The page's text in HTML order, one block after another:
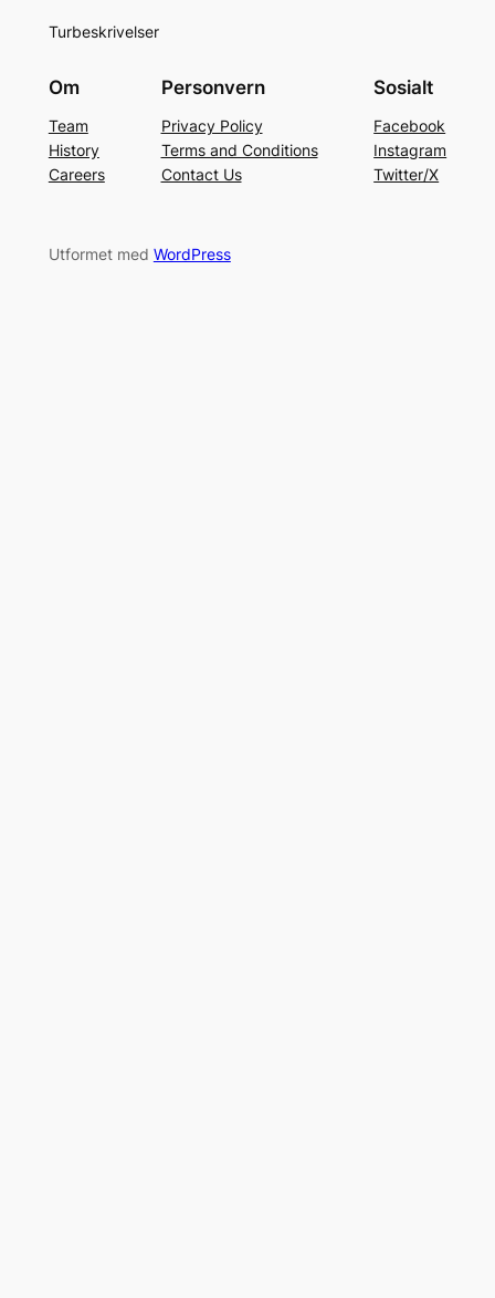
Turbeskrivelser
Om
Team
History
Careers
Personvern
Privacy Policy
Terms and Conditions
Contact Us
Sosialt
Facebook
Instagram
Twitter/X
Utformet med WordPress